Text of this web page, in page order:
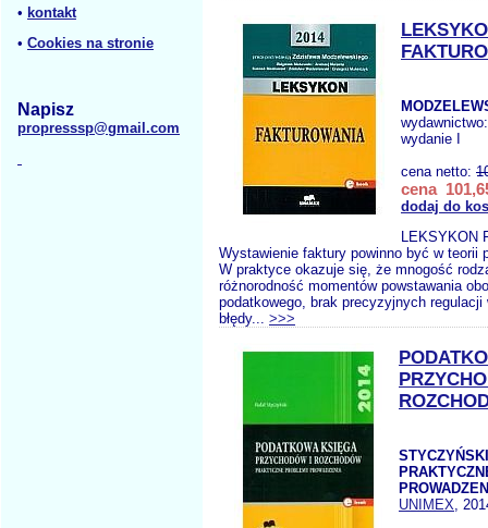
• kontakt
• Cookies na stronie
Napisz
propresssp@gmail.com
wydanie I
cena netto:
cena
dodaj do
LEKSYKON
Wystawienie faktury powinno być w teorii
W praktyce okazuje się, że mnogość
różnorodność momentów powstawania
podatkowego, brak precyzyjnych
błędy... >>>
UNIMEX,